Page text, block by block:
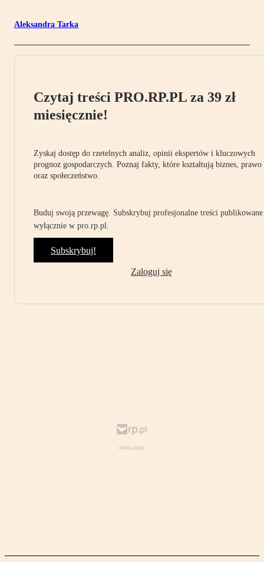
Aleksandra Tarka
Czytaj treści PRO.RP.PL za 39 zł
miesięcznie!
Zyskaj dostęp do rzetelnych analiz, opinii ekspertów i kluczowych
prognoz gospodarczych. Poznaj fakty, które kształtują biznes, prawo
oraz społeczeństwo.
Buduj swoją przewagę. Subskrybuj profesjonalne treści publikowane
wyłącznie w pro.rp.pl.
Subskrybuj!
Zaloguj się